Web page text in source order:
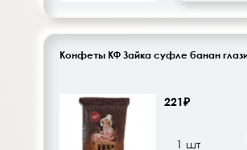
Конфеты КФ Зайка суфле банан
221₽